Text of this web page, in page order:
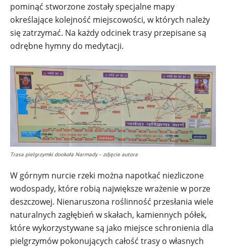
pominąć stworzone zostały specjalne mapy
określające kolejność miejscowości, w których należy
się zatrzymać. Na każdy odcinek trasy przepisane są
odrębne hymny do medytacji.
Trasa pielgrzymki dookoła Narmady – zdjęcie autora
W górnym nurcie rzeki można napotkać niezliczone
wodospady, które robią największe wrażenie w porze
deszczowej. Nienaruszona roślinność przesłania wiele
naturalnych zagłębień w skałach, kamiennych półek,
które wykorzystywane są jako miejsce schronienia dla
pielgrzymów pokonujących całość trasy o własnych